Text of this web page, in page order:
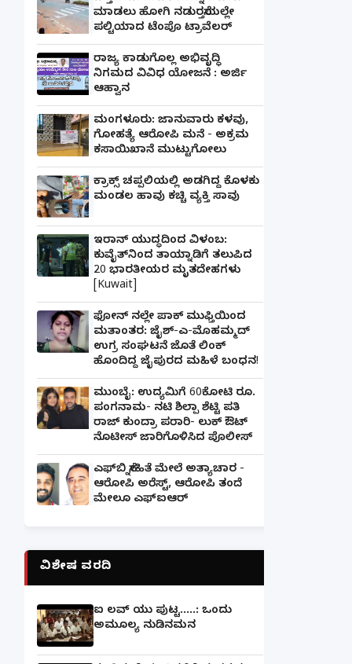
ಮಾಡಲು ಹೋಗಿ ನಡುರಸ್ತೆಯಲ್ಲೇ
ಪಲ್ಟಿಯಾದ ಟೆಂಪೊ ಟ್ರಾವೆಲರ್
ರಾಜ್ಯ ಕಾಡುಗೊಲ್ಲ ಅಭಿವೃದ್ಧಿ
ನಿಗಮದ ವಿವಿಧ ಯೋಜನೆ : ಅರ್ಜಿ
ಆಹ್ವಾನ
ಮಂಗಳೂರು: ಜಾನುವಾರು ಕಳವು,
ಗೋಹತ್ಯೆ ಆರೋಪಿ ಮನೆ - ಅಕ್ರಮ
ಕಸಾಯಿಖಾನೆ ಮುಟ್ಟುಗೋಲು
ಕ್ರಾಕ್ಸ್ ಚಪ್ಪಲಿಯಲ್ಲಿ ಅಡಗಿದ್ದ ಕೊಳಕು
ಮಂಡಲ ಹಾವು ಕಚ್ಚಿ ವ್ಯಕ್ತಿ ಸಾವು
ಇರಾನ್ ಯುದ್ಧದಿಂದ ವಿಳಂಬ:
ಕುವೈತ್‌ನಿಂದ ತಾಯ್ನಾಡಿಗೆ ತಲುಪಿದ
20 ಭಾರತೀಯರ ಮೃತದೇಹಗಳು
[Kuwait]
ಫೋನ್ ನಲ್ಲೇ ಪಾಕ್ ಮುಫ್ತಿಯಿಂದ
ಮತಾಂತರ: ಜೈಶ್-ಎ-ಮೊಹಮ್ಮದ್
ಉಗ್ರ ಸಂಘಟನೆ ಜೊತೆ ಲಿಂಕ್
ಹೊಂದಿದ್ದ ಜೈಪುರದ ಮಹಿಳೆ ಬಂಧನ!
ಮುಂಬೈ: ಉದ್ಯಮಿಗೆ 60ಕೋಟಿ ರೂ.
ಪಂಗನಾಮ- ನಟಿ ಶಿಲ್ಪಾ ಶೆಟ್ಟಿ ಪತಿ
ರಾಜ್ ಕುಂದ್ರಾ ಪರಾರಿ- ಲುಕ್ ಔಟ್
ನೊಟೀಸ್ ಜಾರಿಗೊಳಿಸಿದ ಪೊಲೀಸ್
ಎಫ್‌ಬಿ ಸ್ನೇಹಿತೆ ಮೇಲೆ ಅತ್ಯಾಚಾರ -
ಆರೋಪಿ ಅರೆಸ್ಟ್, ಆರೋಪಿ ತಂದೆ
ಮೇಲೂ ಎಫ್ಐಆರ್
ವಿಶೇಷ ವರದಿ
ಐ ಲವ್ ಯು ಪುಟ್ಟ.....: ಒಂದು
ಅಮೂಲ್ಯ ನುಡಿನಮನ